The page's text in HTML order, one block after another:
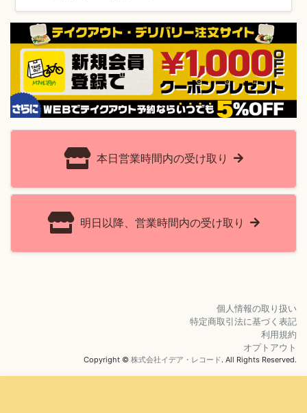
本日営業時間内の受け取り
明日以降、営業時間内の受け取り
個人情報の取り扱い
特定商取引法に基づく表記
利用規約
オプトアウト
Copyright © 株式会社イデア・レコード. All Rights Reserved.